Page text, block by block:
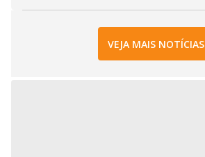
VEJA MAIS NOTÍCIAS